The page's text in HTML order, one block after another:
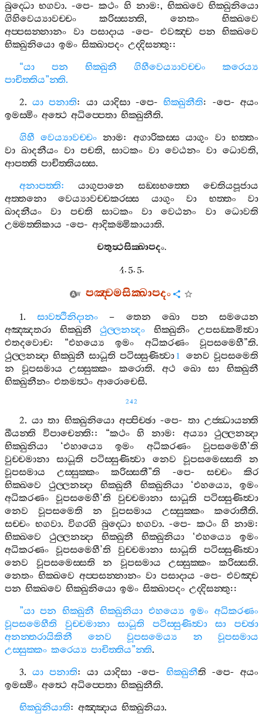
බුද‍්ධො භගවා. -පෙ-කථං හි නාම:, භික‍්ඛවෙ භික‍්ඛුනියො
ගිහිවෙය්‍යාවච‍්චං
කරිස‍්සන‍්ති, නෙතං
භික‍්ඛවෙ
අප‍්පසන‍්නානං
වා පසාදාය -පෙ- එවඤ‍්ච පන
භික‍්ඛවෙ
භික‍්ඛුනියො ඉමං සික‍්ඛාපදං උද‍්දිසන‍්තු::
“යා පන භික‍්ඛුනී ගිහීවෙය්‍යාවච‍්චං
කරෙය්‍ය
පාචිත‍්තිය”න‍්ති.
2. යා පනාති: යා යාදිසා-පෙ-භික‍්ඛුනීති: -පෙ- අයං
ඉමස‍්මිං අත්‍ථෙ අධිප‍්පෙතා භික‍්ඛුනීති.
ගිහී වෙය්‍යාවච‍්චං නාම: අගාරිකස‍්ස යාගුං වා භත‍්තං
වා ඛාදනීයං වා පචති, සාටකං වා වෙඨනං වා ධොවති,
ආපත‍්ති පාචිත‍්තියස‍්ස.
අනාපත‍්ති: යාගුපානෙ සඞ‍්ඝභත‍්තෙ
චෙතියපූජාය
අත‍්තනො
වෙය්‍යාවච‍්චකරස‍්ස යාගුං වා භත‍්තං
වා
ඛාදනීයං
වා පචති සාටකං වා වෙඨනං වා
ධොවති
උම‍්මත‍්තිකාය -පෙ- ආදිකම‍්මිකායාති.
චතුත්‍ථසික‍්ඛාපදං.
4. 5. 5.
පඤ‍්චමසික‍්ඛාපදං
1.සාවත්‍ථිනිදානං – තෙන ඛො පන
සමයෙන
අඤ‍්ඤතරා
භික‍්ඛුනී ථුල‍්ලනන්‍දං භික‍්ඛුනිං
උපසඞ‍්කමිත්‍වා
එතදවොච: “එහය්‍යෙ ඉමං අධිකරණං වූපසමෙහී”ති.
ථුල‍්ලනන්‍දා භික‍්ඛුනී සාධූති පටිස‍්සුණිත්‍වා 1 නෙව වූපසමෙති
න
වූපසමාය උස‍්සුක‍්කං කරොති.අථ ඛො සා
භික‍්ඛුනී
භික‍්ඛුනීනං එතමත්‍ථං ආරොචෙසි.
242
2. යා තා භික‍්ඛුනියො අප‍්පිච‍්ඡා -පෙ- තා උජ‍්ඣායන‍්ති
ඛීයන‍්ති
විපාචෙන‍්ති:: “කථං හි නාම: අය්‍යා
ථුල‍්ලනන්‍දා
භික‍්ඛුනියා ‘එහාය්‍යෙ ඉමං අධිකරණං වූපසමෙහී’ති
වුච‍්චමානා
සාධූති පටිස‍්සුණිත්‍වා නෙව වූපසමෙස‍්සති
න
වූපසමාය
උස‍්සුක‍්කං කරිස‍්සතී”ති -පෙ- සච‍්චං
කිර
භික‍්ඛවෙ
ථුල‍්ලනන්‍දා භික‍්ඛුනී භික‍්ඛුනියා‘එහය්‍යෙ,ඉමං
අධිකරණං
වූපසමෙහී’ති වුච‍්චමානා සාධූති
පටිස‍්සුණිත්‍වා
නෙව
වූපසමෙති න වූපසමාය උස‍්සුක‍්කං කරොතීති.
සච‍්චං භගවා.විගරහි බුද‍්ධො භගවා. -පෙ- කථං හි නාම:
භික‍්ඛවෙ
ථුල‍්ලනන්‍දා භික‍්ඛුනී භික‍්ඛුනියා ‘එහය්‍යෙ
ඉමං
අධිකරණං
වූපසමෙහී’ති වුච‍්චමානා සාධූති
පටිස‍්සුණිත්‍වා
නෙව
වූපසමෙස‍්සති න වූපසමාය උස‍්සුක‍්කං කරිස‍්සති.
නෙතං භික‍්ඛවෙ අප‍්පසන‍්නානං වා පසාදාය -පෙ- එවඤ‍්ච
පන භික‍්ඛවෙ භික‍්ඛුනියො ඉමං සික‍්ඛාපදං උද‍්දිසන‍්තු::
”යා පන භික‍්ඛුනී භික‍්ඛුනියා එහය්‍යෙ ඉමං අධිකරණං
වූපසමෙහීති
වුච‍්චමානා සාධූති පටිස‍්සුණිත්‍වා සා
පච‍්ඡා
අනන‍්තරායිකිනී
නෙව වූපසමෙය්‍ය න
වූපසමාය
උස‍්සුක‍්කං කරෙය්‍ය පාචිත‍්තිය”න‍්ති.
3. යා පනාති:යා යාදිසා -පෙ- භික‍්ඛුනීති -පෙ- අයං
ඉමස‍්මිං අත්‍ථෙ අධිප‍්පෙතා භික‍්ඛුනීති.
භික‍්ඛුනියාති: අඤ‍්ඤාය භික‍්ඛුනියා.